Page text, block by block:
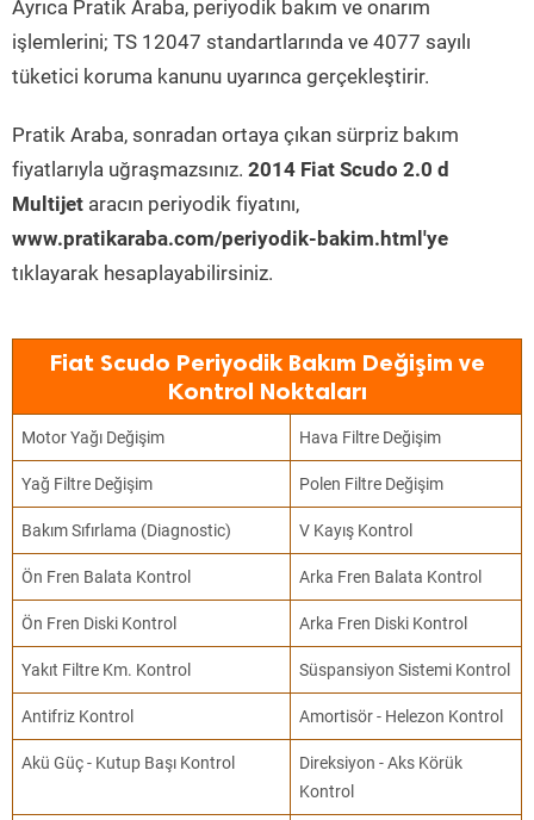
Ayrıca Pratik Araba, periyodik bakım ve onarım
işlemlerini; TS 12047 standartlarında ve 4077 sayılı
tüketici koruma kanunu uyarınca gerçekleştirir.
Pratik Araba, sonradan ortaya çıkan sürpriz bakım
fiyatlarıyla uğraşmazsınız. 2014 Fiat Scudo 2.0 d
Multijet aracın periyodik fiyatını,
www.pratikaraba.com/periyodik-bakim.html'ye
tıklayarak hesaplayabilirsiniz.
Fiat Scudo Periyodik Bakım Değişim ve
Kontrol Noktaları
Motor Yağı Değişim Hava Filtre Değişim
Yağ Filtre Değişim Polen Filtre Değişim
Bakım Sıfırlama (Diagnostic) V Kayış Kontrol
Ön Fren Balata Kontrol Arka Fren Balata Kontrol
Ön Fren Diski Kontrol Arka Fren Diski Kontrol
Yakıt Filtre Km. Kontrol Süspansiyon Sistemi Kontrol
Antifriz Kontrol Amortisör - Helezon Kontrol
Akü Güç - Kutup Başı Kontrol
Direksiyon - Aks Körük
Kontrol